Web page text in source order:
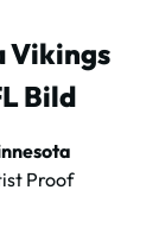
Vikings
Bild
Proof